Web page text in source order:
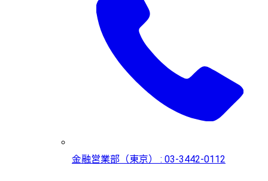
金融営業部（東京） : 03-3442-0112